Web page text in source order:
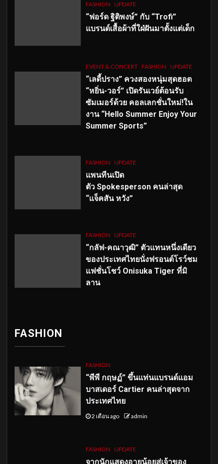
FASHION UPDATE
“ฟอร์ด ฐิติพงษ์” กับ “Trofi”
แบรนด์เสื้อผ้าที่ใฝ่ฝันมาตั้งแต่เด็ก
EVENT & CONCERT FASHION UPDATE
“เลดี้ปราง” ควงสองหนุ่มสุดฮอต
“หยิ่น-วอร์” เปิดรันเวย์ต้อนรับ
ซัมเมอร์ด้วย คอลเลกชั่นใหม่!ใน
งาน “Hello Summer Enjoy Your
Summer Sports”
FASHION UPDATE
แพนทีนเปิด
ตัว Spokesperson คนล่าสุด
“แจ็คสัน หวัง”
FASHION UPDATE
“กลัฟ-คณาวุฒิ” ตัวแทนหนึ่งเดียว
ของประเทศไทยนั่งฟรอนต์โรว์ชม
แฟชั่นโชว์ Onisuka Tiger ที่มิ
ลาน
FASHION
FASHION
“พีพี กฤษฏ์” ขึ้นแท่นแบรนด์แอม
บาสเดอร์ Cartier คนล่าสุดจาก
ประเทศไทย
2 เดือน ago admin
FASHION UPDATE
จากนักแสดงอายุน้อยสู่เจ้าของ